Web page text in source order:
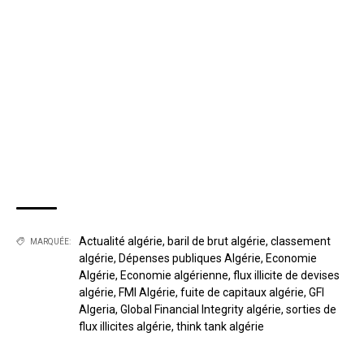
MARQUÉE: Actualité algérie, baril de brut algérie, classement
algérie, Dépenses publiques Algérie, Economie
Algérie, Economie algérienne, flux illicite de devises
algérie, FMI Algérie, fuite de capitaux algérie, GFI
Algeria, Global Financial Integrity algérie, sorties de
flux illicites algérie, think tank algérie